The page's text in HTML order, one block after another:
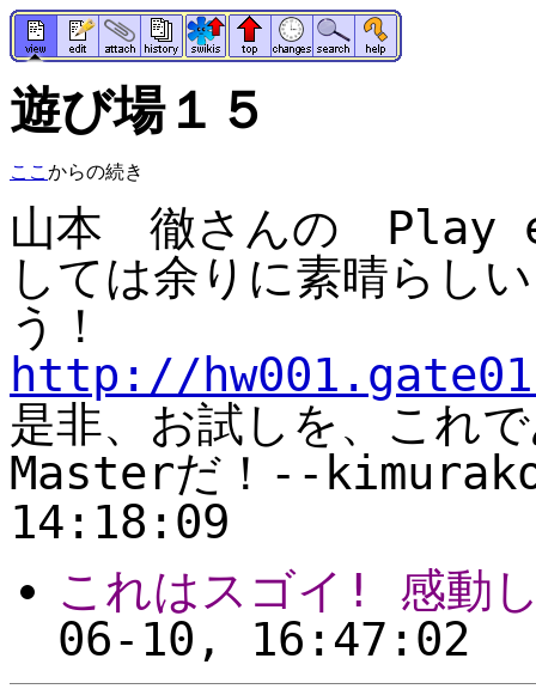
遊び場１５
ここからの続き
山本 徹さんの Play
しては余りに素晴らし
う！
http://
是非、お試しを、これ
Masterだ！--
14:18:09
これはスゴイ! 感動
06-10, 16:47:02